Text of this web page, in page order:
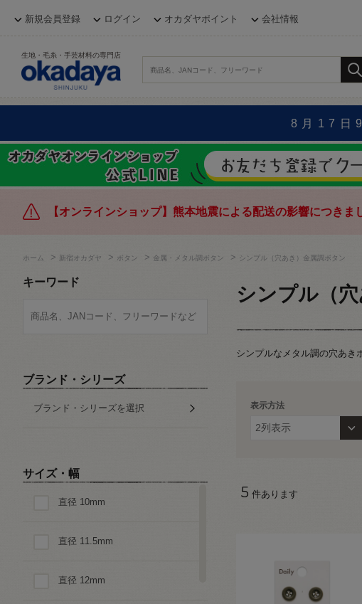
新規会員登録 ログイン オカダヤポイント 会社情報
生地・毛糸・手芸材料の専門店
8月17日
【オンラインショップ】熊本地震による配送の影響につきま
ホーム > 新宿オカダヤ > ボタン > 金属・メタル調ボタン > シンプル（穴あき）金属調ボタン
キーワード
ブランド・シリーズ
ブランド・シリーズを選択
サイズ・幅
直径 10mm
直径 11.5mm
直径 12mm
シンプル（
シンプルなメタル調の穴あき
表示方法
5 件あります